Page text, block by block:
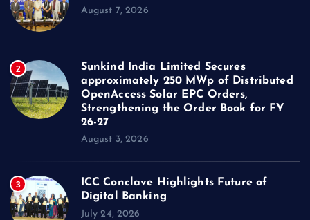
August 7, 2026
2
Sunkind India Limited Secures
approximately 250 MWp of Distributed
OpenAccess Solar EPC Orders,
Strengthening the Order Book for FY
26-27
August 3, 2026
3
ICC Conclave Highlights Future of
Digital Banking
July 24, 2026